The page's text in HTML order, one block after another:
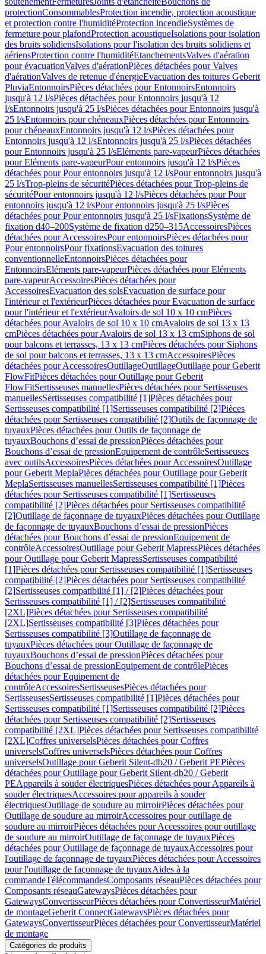
protectionConsommablesProtection incendie, protection acoustique
et protection contre l'humiditéProtection incendieSystèmes de
fermeture pour plafondProtection acoustiqueIsolations pour isolation
des bruits solidiensIsolations pour l'isolation des bruits solidiens et
aériensProtection contre l'humiditéEtanchementsValves d'aération
pour évacuationValves d'aérationPièces détachées pour Valves
d'aérationValves de retenue d'énergieEvacuation des toitures Geberit
PluviaEntonnoirsPièces détachées pour EntonnoirsEntonnoirs
jusqu'à 12 l/sPièces détachées pour Entonnoirs jusqu'à 12
l/sEntonnoirs jusqu'à 25 l/sPièces détachées pour Entonnoirs jusqu'à
25 l/sEntonnoirs pour chéneauxPièces détachées pour Entonnoirs
pour chéneauxEntonnoirs jusqu'à 12 l/sPièces détachées pour
Entonnoirs jusqu'à 12 l/sEntonnoirs jusqu'à 25 l/sPièces détachées
pour Entonnoirs jusqu'à 25 l/sEléments pare-vapeurPièces détachées
pour Eléments pare-vapeurPour entonnoirs jusqu'à 12 l/sPièces
détachées pour Pour entonnoirs jusqu'à 12 l/sPour entonnoirs jusqu'à
25 l/sTrop-pleins de sécuritéPièces détachées pour Trop-pleins de
sécuritéPour entonnoirs jusqu'à 12 l/sPièces détachées pour Pour
entonnoirs jusqu'à 12 l/sPour entonnoirs jusqu'à 25 l/sPièces
détachées pour Pour entonnoirs jusqu'à 25 l/sFixationsSystème de
fixation d40–200Système de fixation d250–315AccessoiresPièces
détachées pour AccessoiresPour entonnoirsPièces détachées pour
Pour entonnoirsPour fixationsEvacuation des toitures
conventionnelleEntonnoirsPièces détachées pour
EntonnoirsEléments pare-vapeurPièces détachées pour Eléments
pare-vapeurAccessoiresPièces détachées pour
AccessoiresEvacuation des solsEvacuation de surface pour
l'intérieur et l'extérieurPièces détachées pour Evacuation de surface
pour l'intérieur et l'extérieurAvaloirs de sol 10 x 10 cmPièces
détachées pour Avaloirs de sol 10 x 10 cmAvaloirs de sol 13 x 13
cmPièces détachées pour Avaloirs de sol 13 x 13 cmSiphons de sol
pour balcons et terrasses, 13 x 13 cmPièces détachées pour Siphons
de sol pour balcons et terrasses, 13 x 13 cmAccessoiresPièces
détachées pour AccessoiresOutillageOutillageOutillage pour Geberit
FlowFitPièces détachées pour Outillage pour Geberit
FlowFitSertisseuses manuellesPièces détachées pour Sertisseuses
manuellesSertisseuses compatibilité [1]Pièces détachées pour
Sertisseuses compatibilité [1]Sertisseuses compatibilité [2]Pièces
détachées pour Sertisseuses compatibilité [2]Outils de façonnage de
tuyauxPièces détachées pour Outils de façonnage de
tuyauxBouchons d’essai de pressionPièces détachées pour
Bouchons d’essai de pressionEquipement de contrôleSertisseuses
avec outilsAccessoiresPièces détachées pour AccessoiresOutillage
pour Geberit MeplaPièces détachées pour Outillage pour Geberit
MeplaSertisseuses manuellesSertisseuses compatibilité [1]Pièces
détachées pour Sertisseuses compatibilité [1]Sertisseuses
compatibilité [2]Pièces détachées pour Sertisseuses compatibilité
[2]Outillage de façonnage de tuyauxPièces détachées pour Outillage
de façonnage de tuyauxBouchons d’essai de pressionPièces
détachées pour Bouchons d’essai de pressionEquipement de
contrôleAccessoiresOutillage pour Geberit MapressPièces détachées
pour Outillage pour Geberit MapressSertisseuses compatibilité
[1]Pièces détachées pour Sertisseuses compatibilité [1]Sertisseuses
compatibilité [2]Pièces détachées pour Sertisseuses compatibilité
[2]Sertisseuses compatibilité [1] / [2]Pièces détachées pour
Sertisseuses compatibilité [1] / [2]Sertisseuses compatibilité
[2XL]Pièces détachées pour Sertisseuses compatibilité
[2XL]Sertisseuses compatibilité [3]Pièces détachées pour
Sertisseuses compatibilité [3]Outillage de façonnage de
tuyauxPièces détachées pour Outillage de façonnage de
tuyauxBouchons d’essai de pressionPièces détachées pour
Bouchons d’essai de pressionEquipement de contrôlePièces
détachées pour Equipement de
contrôleAccessoiresSertisseusesPièces détachées pour
SertisseusesSertisseuses compatibilité [1]Pièces détachées pour
Sertisseuses compatibilité [1]Sertisseuses compatibilité [2]Pièces
détachées pour Sertisseuses compatibilité [2]Sertisseuses
compatibilité [2XL]Pièces détachées pour Sertisseuses compatibilité
[2XL]Coffres universelsPièces détachées pour Coffres
universelsCoffres universelsPièces détachées pour Coffres
universelsOutillage pour Geberit Silent-db20 / Geberit PEPièces
détachées pour Outillage pour Geberit Silent-db20 / Geberit
PEAppareils à souder électriquesPièces détachées pour Appareils à
souder électriquesAccessoires pour appareils à souder
électriquesOutillage de soudure au mirroirPièces détachées pour
Outillage de soudure au mirroirAccessoires pour outillage de
soudure au mirroirPièces détachées pour Accessoires pour outillage
de soudure au mirroirOutillage de façonnage de tuyauxPièces
détachées pour Outillage de façonnage de tuyauxAccessoires pour
l'outillage de façonnage de tuyauxPièces détachées pour Accessoires
pour l'outillage de façonnage de tuyauxAides à la
commandeTélécommandesComposants réseauPièces détachées pour
Composants réseauGatewaysPièces détachées pour
GatewaysConvertisseurPièces détachées pour ConvertisseurMatériel
de montageGeberit ConnectGatewaysPièces détachées pour
GatewaysConvertisseurPièces détachées pour ConvertisseurMatériel
de montage
Catégories de produits